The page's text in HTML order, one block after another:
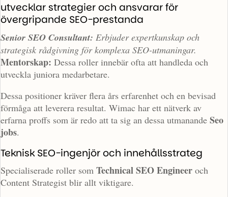
utvecklar strategier och ansvarar för
övergripande SEO-prestanda
Senior SEO Consultant: Erbjuder expertkunskap och
strategisk rådgivning för komplexa SEO-utmaningar.
Mentorskap: Dessa roller innebär ofta att handleda och
utveckla juniora medarbetare.
Dessa positioner kräver flera års erfarenhet och en bevisad
förmåga att leverera resultat. Wimac har ett nätverk av
erfarna proffs som är redo att ta sig an dessa utmanande Seo
jobs.
Teknisk SEO-ingenjör och innehållsstrateg
Specialiserade roller som Technical SEO Engineer och
Content Strategist blir allt viktigare.